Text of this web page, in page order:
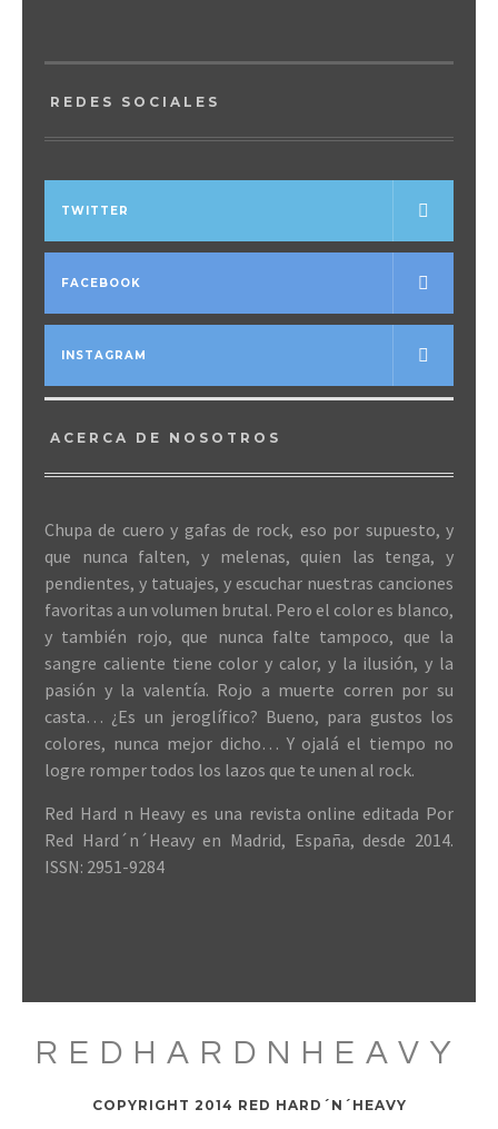
REDES SOCIALES
TWITTER
FACEBOOK
INSTAGRAM
ACERCA DE NOSOTROS
Chupa de cuero y gafas de rock, eso por supuesto, y
que nunca falten, y melenas, quien las tenga, y
pendientes, y tatuajes, y escuchar nuestras canciones
favoritas a un volumen brutal. Pero el color es blanco,
y también rojo, que nunca falte tampoco, que la
sangre caliente tiene color y calor, y la ilusión, y la
pasión y la valentía. Rojo a muerte corren por su
casta… ¿Es un jeroglífico? Bueno, para gustos los
colores, nunca mejor dicho… Y ojalá el tiempo no
logre romper todos los lazos que te unen al rock.
Red Hard n Heavy es una revista online editada Por
Red Hard´n´Heavy en Madrid, España, desde 2014.
ISSN: 2951-9284
REDHARDNHEAVY
COPYRIGHT 2014 RED HARD´N´HEAVY